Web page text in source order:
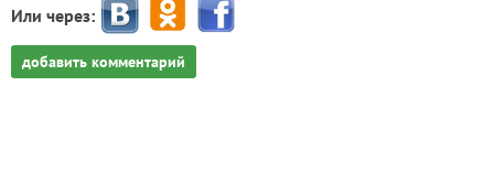
Или через:
добавить комментарий